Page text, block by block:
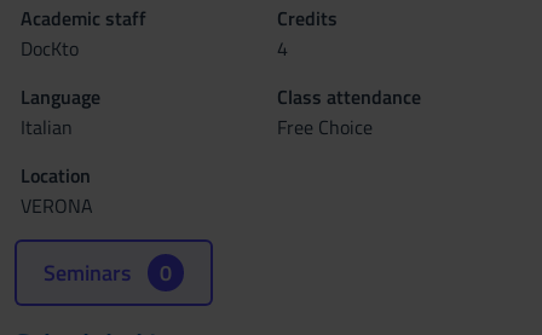
Academic staff
DocKto
Credits
4
Language
Italian
Class attendance
Free Choice
Location
VERONA
Seminars 0